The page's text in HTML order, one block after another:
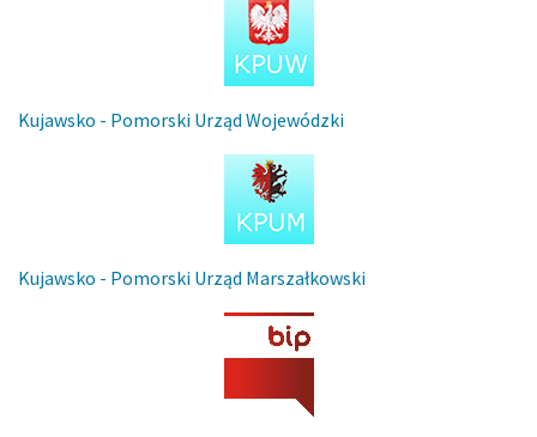
Kujawsko - Pomorski Urząd Wojewódzki
Kujawsko - Pomorski Urząd Marszałkowski